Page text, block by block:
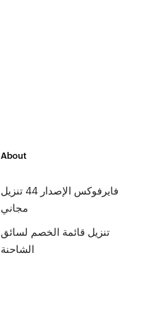
About
فايرفوكس الإصدار 44 تنزيل
مجاني
تنزيل قائمة الخصم لسائق
الشاحنة